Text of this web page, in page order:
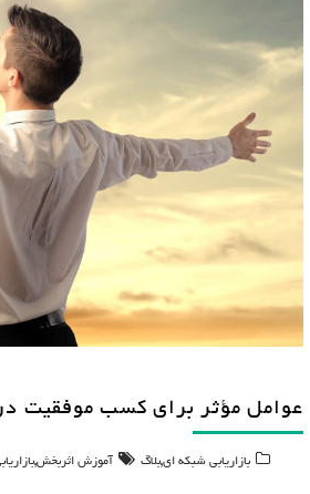
عوامل مؤثر برای کسب موفقیت
بازاریابی شبکه ای,بلاگ آموزش اثربخش,